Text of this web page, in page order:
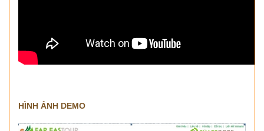
HÌNH ẢNH DEMO